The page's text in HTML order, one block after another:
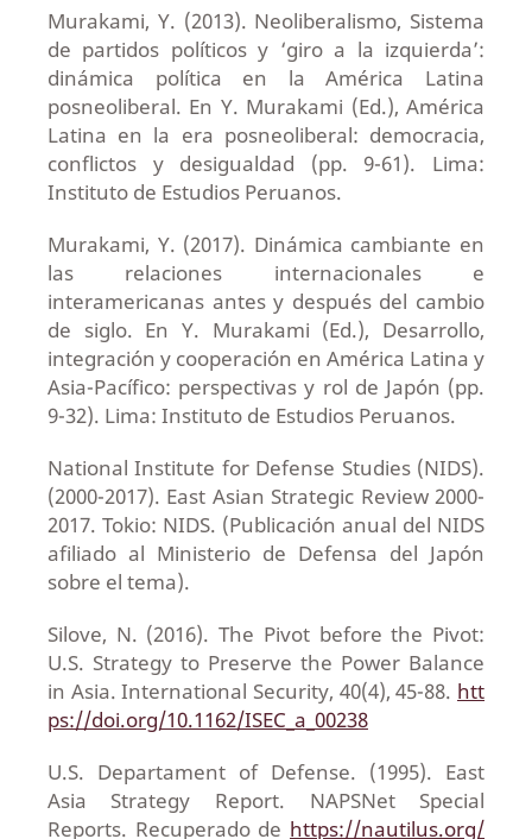
Murakami, Y. (2013). Neoliberalismo, Sistema
de partidos políticos y ‘giro a la izquierda’:
dinámica política en la América Latina
posneoliberal. En Y. Murakami (Ed.), América
Latina en la era posneoliberal: democracia,
conflictos y desigualdad (pp. 9-61). Lima:
Instituto de Estudios Peruanos.
Murakami, Y. (2017). Dinámica cambiante en
las relaciones internacionales e
interamericanas antes y después del cambio
de siglo. En Y. Murakami (Ed.), Desarrollo,
integración y cooperación en América Latina y
Asia-Pacífico: perspectivas y rol de Japón (pp.
9-32). Lima: Instituto de Estudios Peruanos.
National Institute for Defense Studies (NIDS).
(2000-2017). East Asian Strategic Review 2000-
2017. Tokio: NIDS. (Publicación anual del NIDS
afiliado al Ministerio de Defensa del Japón
sobre el tema).
Silove, N. (2016). The Pivot before the Pivot:
U.S. Strategy to Preserve the Power Balance
in Asia. International Security, 40(4), 45-88. htt
ps://doi.org/10.1162/ISEC_a_00238
U.S. Departament of Defense. (1995). East
Asia Strategy Report. NAPSNet Special
Reports. Recuperado de https://nautilus.org/